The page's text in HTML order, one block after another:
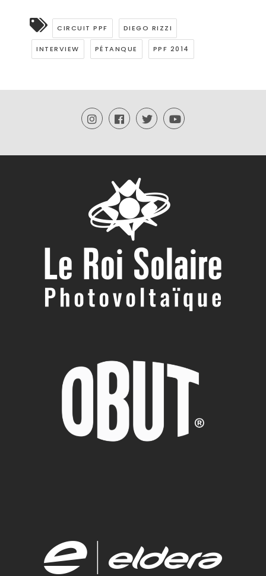
CIRCUIT PPF DIEGO RIZZI
INTERVIEW PÉTANQUE PPF 2014